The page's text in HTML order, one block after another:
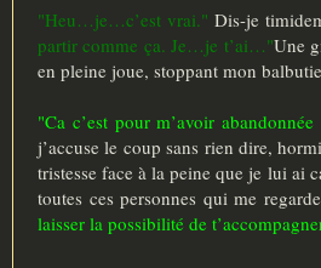
"Heu…je…c’est vrai." Dis-je
partir comme ça. Je…je t’ai…"Une
en pleine joue, stoppant mon
"Ca c’est pour m’avoir
j’accuse le coup sans rien dire,
tristesse face à la peine que je lui ai
toutes ces personnes qui me
laisser la possibilité de